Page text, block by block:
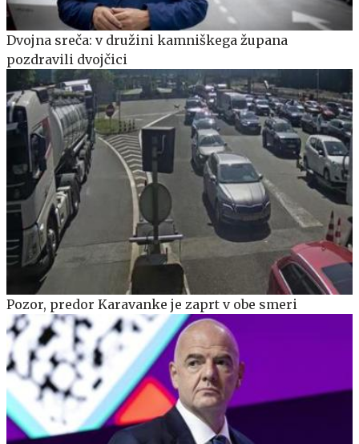
Dvojna sreča: v družini kamniškega župana
pozdravili dvojčici
Pozor, predor Karavanke je zaprt v obe smeri